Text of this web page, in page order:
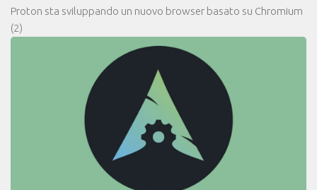
Proton sta sviluppando un nuovo browser basato su Chromium
(2)